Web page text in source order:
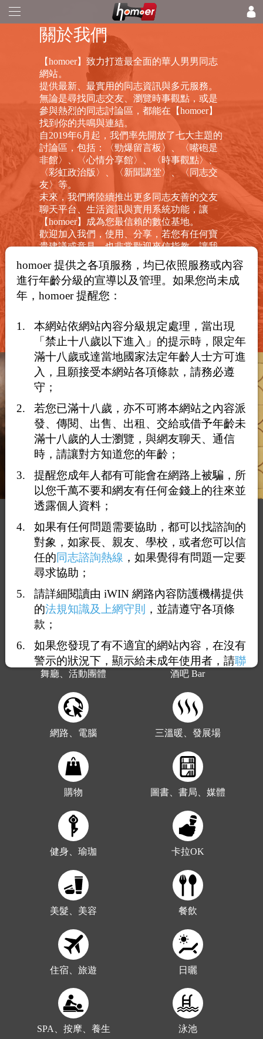
關於我們
【homoer】致力打造最全面的華人男男同志
網站。
提供最新、最實用的同志資訊與多元服務。
無論是尋找同志交友、瀏覽時事觀點，或是
參與熱烈的同志討論區，都能在【homoer】
找到你的共鳴與連結。
自2019年6月起，我們率先開放了七大主題的
討論區，包括：〈勁爆留言板〉、〈嘴砲是
非館〉、〈心情分享館〉、〈時事觀點〉、
〈彩虹政治版〉、〈新聞講堂〉、〈同志交
友〉等。
未來，我們將陸續推出更多同志友善的交友
聊天平台、生活資訊與實用系統功能，讓
【homoer】成為您最信賴的數位基地。
歡迎加入我們，使用、分享，若您有任何寶
貴建議或意見，也非常歡迎來信指教，讓我
們一起打造一個更新、更潮、真正屬於同志
社群的專屬空間！
政府、非政府組織 健康、醫療
宗教 校園
舞廳、活動團體 酒吧 Bar
網路、電腦 三溫暖、發展場
購物 圖書、書局、媒體
健身、瑜珈 卡拉OK
美髮、美容 餐飲
住宿、旅遊 日曬
SPA、按摩、養生 泳池
homoer 提供之各項服務，均已依照服務或內容
進行年齡分級的宣導以及管理。如果您尚未成
年，homoer 提醒您：
本網站依網站內容分級規定處理，當出現
「禁止十八歲以下進入」的提示時，限定年
滿十八歲或達當地國家法定年齡人士方可進
入，且願接受本網站各項條款，請務必遵
守；
若您已滿十八歲，亦不可將本網站之內容派
發、傳閱、出售、出租、交給或借予年齡未
滿十八歲的人士瀏覽，與網友聊天、通信
時，請讓對方知道您的年齡；
提醒您成年人都有可能會在網路上被騙，所
以您千萬不要和網友有任何金錢上的往來並
透露個人資料；
如果有任何問題需要協助，都可以找諮詢的
對象，如家長、親友、學校，或者您可以信
任的同志諮詢熱線 ，如果覺得有問題一定要
尋求協助；
請詳細閱讀由 iWIN 網路內容防護機構提供
的法規知識及上網守則
，並請遵守各項條
款；
如果您發現了有不適宜的網站內容，在沒有
警示的狀況下，顯示給未成年使用者，請聯
絡我們 ，謝謝您的合作。